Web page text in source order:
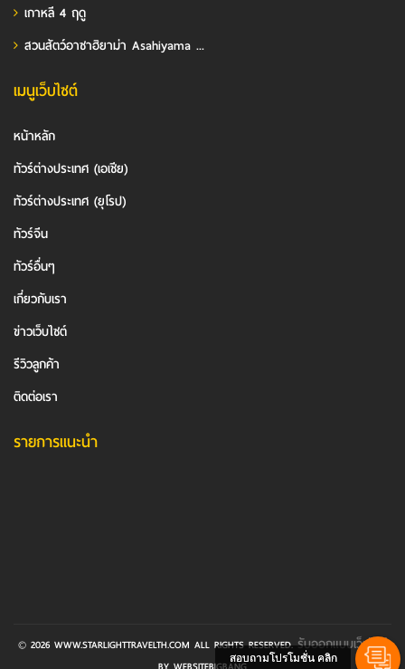
เกาหลี 4 ฤดู
สวนสัตว์อาซาฮิยาม่า Asahiyama ...
เมนูเว็บไซต์
หน้าหลัก
ทัวร์ต่างประเทศ (เอเชีย)
ทัวร์ต่างประเทศ (ยุโรป)
ทัวร์จีน
ทัวร์อื่นๆ
เกี่ยวกับเรา
ข่าวเว็บไซต์
รีวิวลูกค้า
ติดต่อเรา
รายการแนะนำ
© 2026 WWW.STARLIGHTTRAVELTH.COM ALL RIGHTS RESERVED.รับออกแบบเว็บไซต์
สอบถามโปรโมชั่น คลิก